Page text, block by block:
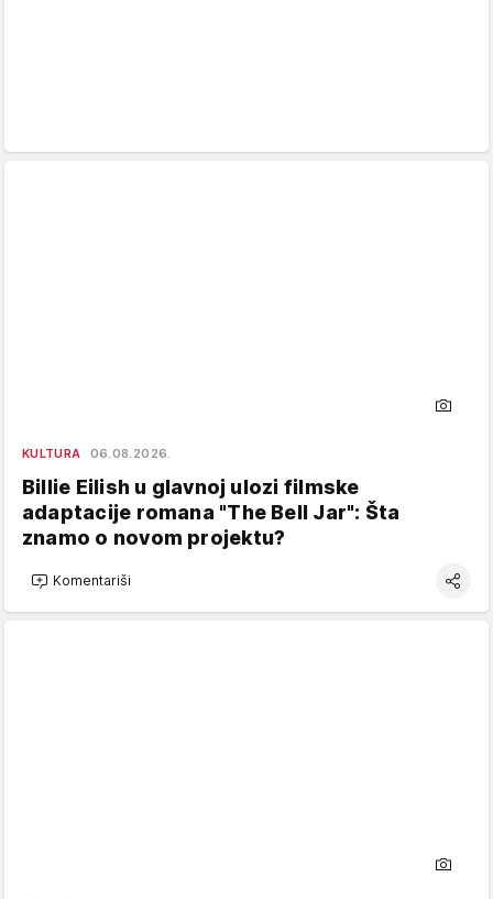
KULTURA 06.08.2026.
Billie Eilish u glavnoj ulozi filmske
adaptacije romana "The Bell Jar": Šta
znamo o novom projektu?
Komentariši